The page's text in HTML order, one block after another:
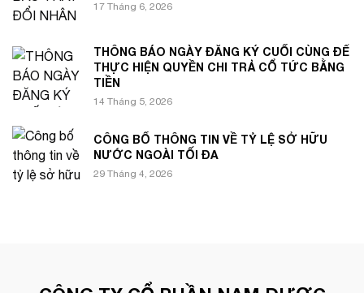
17 Tháng 6, 2026
THÔNG BÁO NGÀY ĐĂNG KÝ CUỐI CÙNG ĐỂ
THỰC HIỆN QUYỀN CHI TRẢ CỔ TỨC BẰNG
TIỀN
14 Tháng 5, 2026
CÔNG BỐ THÔNG TIN VỀ TỶ LỆ SỞ HỮU
NƯỚC NGOÀI TỐI ĐA
29 Tháng 4, 2026